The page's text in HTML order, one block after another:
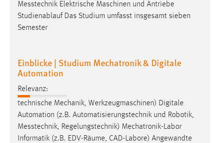
Messtechnik Elektrische Maschinen und Antriebe
Studienablauf Das Studium umfasst insgesamt sieben
Semester
Einblicke | Studium Mechatronik & Digitale
Automation
Relevanz:
technische Mechanik, Werkzeugmaschinen) Digitale
Automation (z.B. Automatisierungstechnik und Robotik,
Messtechnik, Regelungstechnik) Mechatronik-Labor
Informatik (z.B. EDV-Räume, CAD-Labore) Angewandte
Marketing Cookies werden von Drittanbietern
verwendet, um personalisierte Werbung anzuzeigen.
Sie tun dies, indem sie Besucher über Websites
Google Ads
Name:
Anbieter:
Google Ireland Limited